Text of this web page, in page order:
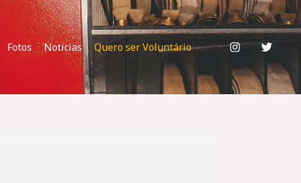
Fotos Notícias Quero ser Voluntário